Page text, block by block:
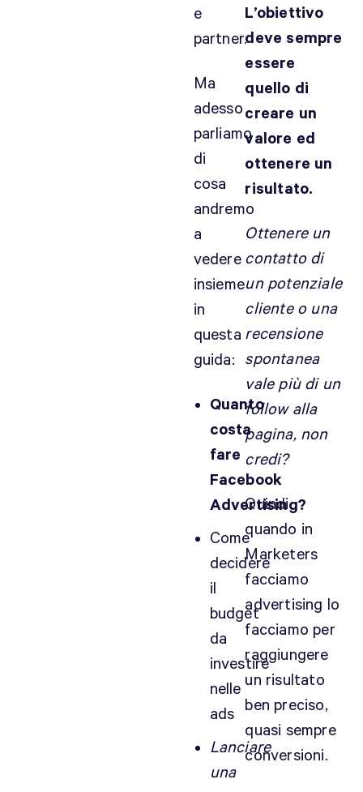
e
partner.
Ma
adesso
parliamo
di
cosa
andremo
a
vedere
insieme
in
questa
guida:
Quanto
costa
fare
Facebook
Advertising?
Come
decidere
il
budget
da
investire
nelle
ads
Lanciare
una
L’obiettivo
deve sempre
essere
quello di
creare un
valore ed
ottenere un
risultato.
Ottenere un
contatto di
un potenziale
cliente o una
recensione
spontanea
vale più di un
follow alla
pagina, non
credi?
Quindi
quando in
Marketers
facciamo
advertising lo
facciamo per
raggiungere
un risultato
ben preciso,
quasi sempre
conversioni.